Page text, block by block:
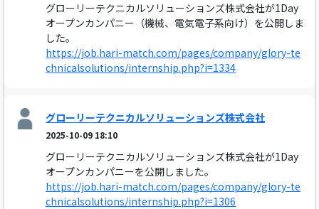
グローリーテクニカルソリューションズ株式会社が1Day
オープンカンパニー（機械、電気電子系向け）を公開しま
した。
https://job.hari-match.com/pages/company/glory-te
chnicalsolutions/internship.php?i=1334
グローリーテクニカルソリューションズ株式会社
2025-10-09 18:10
グローリーテクニカルソリューションズ株式会社が1Day
オープンカンパニーを公開しました。
https://job.hari-match.com/pages/company/glory-te
chnicalsolutions/internship.php?i=1306